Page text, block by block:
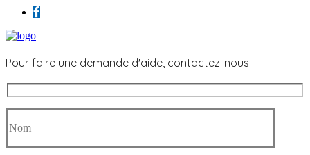
Pour faire une demande d'aide, contactez-nous.